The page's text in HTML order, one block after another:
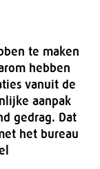
te maken
hebben
vanuit de
aanpak
gedrag. Dat
het bureau